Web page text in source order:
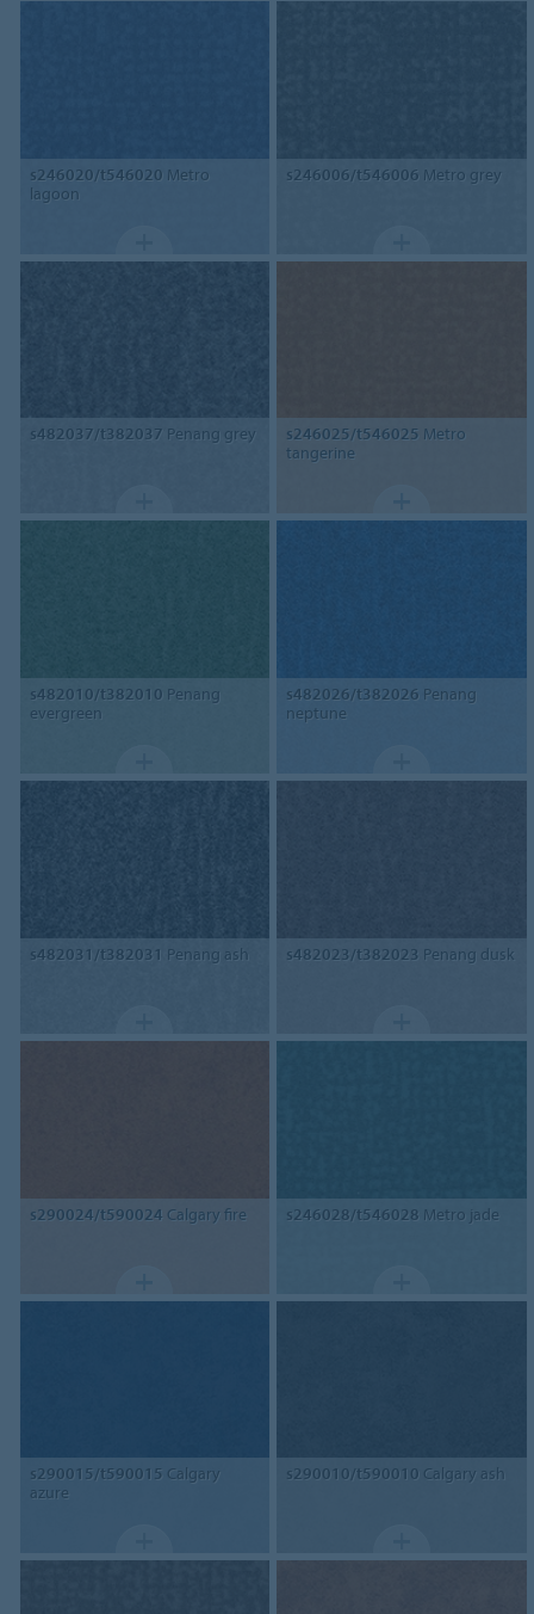
s246020/t546020 Metro
lagoon
s246006/t546006 Metro grey
s482037/t382037 Penang grey s246025/t546025 Metro
tangerine
s482010/t382010 Penang
evergreen
s482026/t382026 Penang
neptune
s482031/t382031 Penang ash s482023/t382023 Penang dusk
s290024/t590024 Calgary fire s246028/t546028 Metro jade
s290015/t590015 Calgary
azure
s290010/t590010 Calgary ash